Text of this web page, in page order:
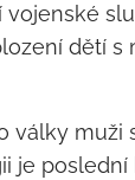
vojenské
dětí s
muži
je